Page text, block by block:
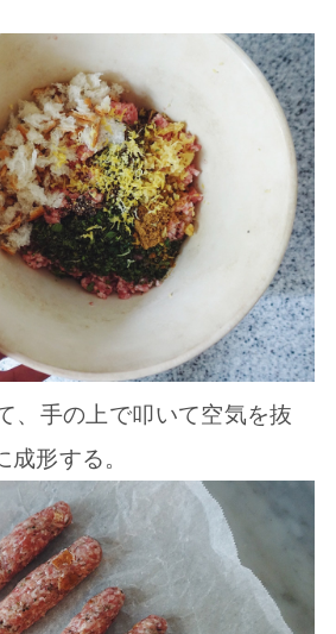
、手の上で叩いて空気を抜
成形する。